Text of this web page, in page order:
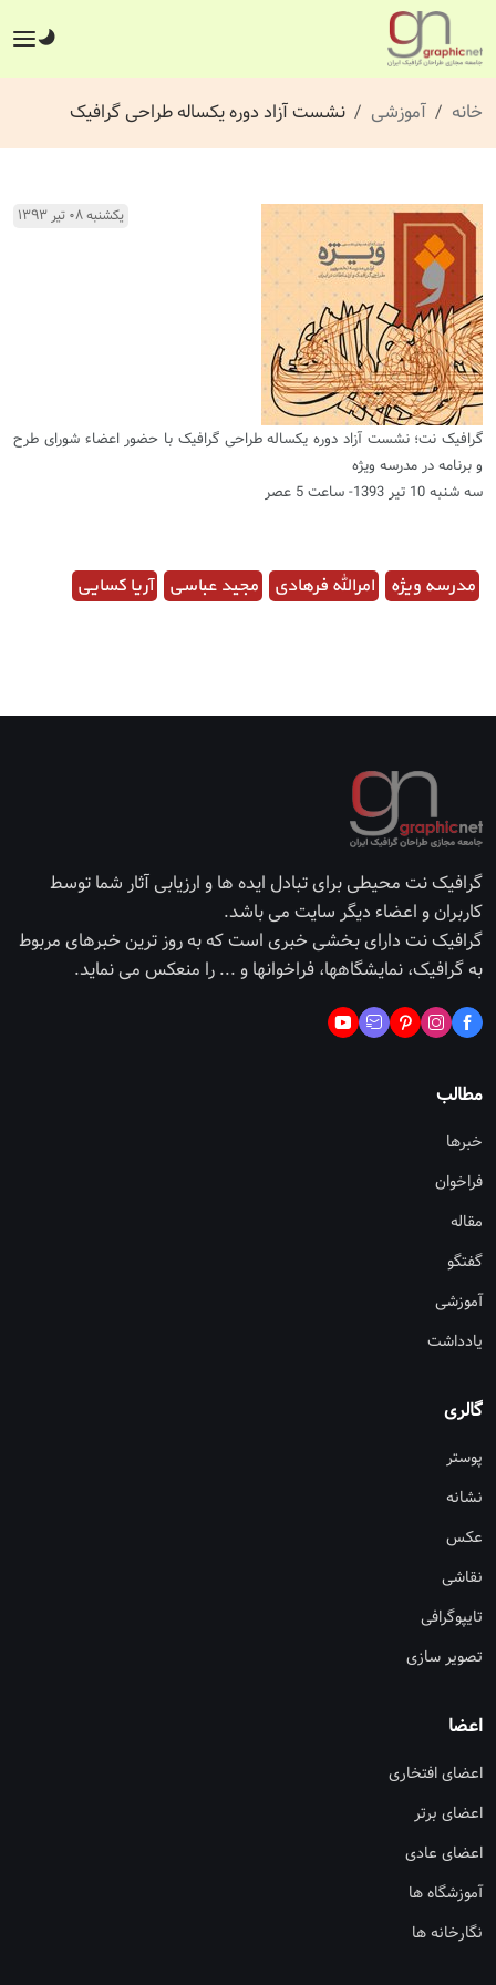
خانه آموزشی نشست آزاد دوره‌‌ یکساله‌‌ طراحی گرافیک
یکشنبه ۰۸ تیر ۱۳۹۳
گرافیک نت؛ نشست آزاد دوره‌‌ یکساله‌‌ طراحی گرافیک با حضور اعضاء شورای طرح
و برنامه در مدرسه ویژه
سه‌ شنبه 10 تیر 1393- ساعت 5 عصر
مدرسه ویژه امرالله فرهادی مجید عباسی آریا کسایی
گرافیک نت محیطی برای تبادل ایده ها و ارزیابی آثار شما توسط
کاربران و اعضاء دیگر سایت می باشد.
گرافیک نت دارای بخشی خبری است که به روز ترین خبرهای مربوط
به گرافیک، نمایشگاهها، فراخوانها و ... را منعکس می نماید.
مطالب
خبرها
فراخوان
مقاله
گفتگو
آموزشی
یادداشت
گالری
پوستر
نشانه
عکس
نقاشی
تایپوگرافی
تصویر سازی
اعضا
اعضای افتخاری
اعضای برتر
اعضای عادی
آموزشگاه ها
نگارخانه ها